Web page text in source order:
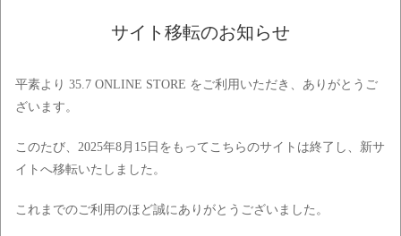
サイト移転のお知らせ
平素より 35.7 ONLINE STORE をご利用いただき、ありがとうご
ざいます。
このたび、2025年8月15日をもってこちらのサイトは終了し、新サ
イトへ移転いたしました。
これまでのご利用のほど誠にありがとうございました。